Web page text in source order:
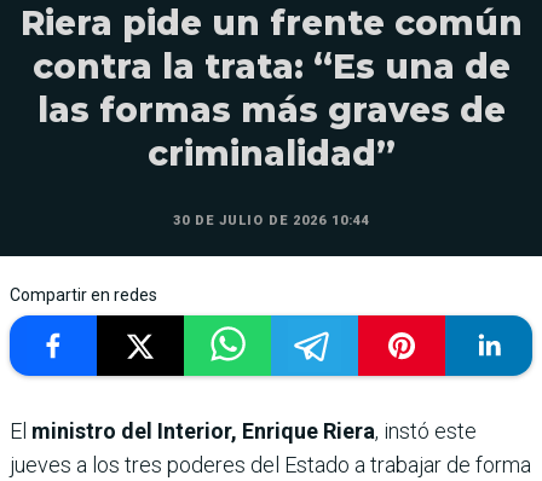
Riera pide un frente común
contra la trata: “Es una de
las formas más graves de
criminalidad”
30 DE JULIO DE 2026 10:44
Compartir en redes
El ministro del Interior, Enrique Riera, instó este
jueves a los tres poderes del Estado a trabajar de forma